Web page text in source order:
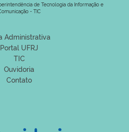
de Tecnologia da Informação e
- TIC
Administrativa
Portal UFRJ
TIC
Ouvidoria
Contato